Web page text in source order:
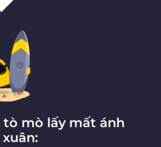
mò lấy mất ánh